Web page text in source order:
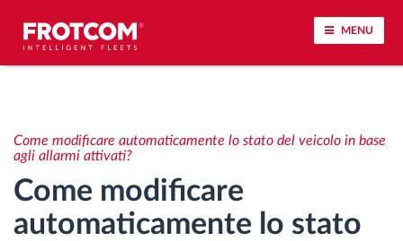
MENU
Analisi dello stile di guida
Monitoraggio dei tempi di guida
Come modificare automaticamente lo stato del veicolo in base
agli allarmi attivati?
Come modificare
automaticamente lo stato